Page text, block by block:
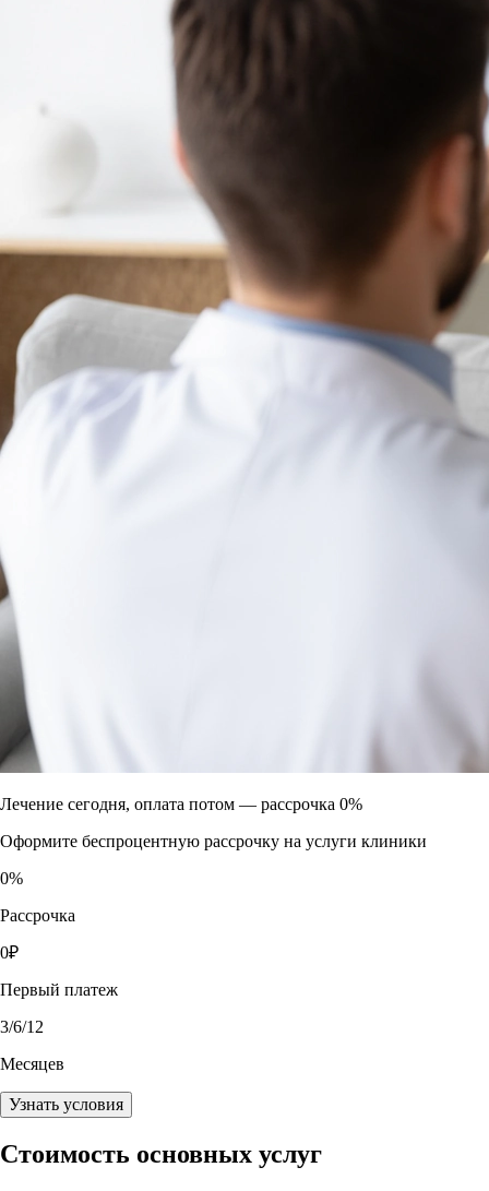
Лечение сегодня, оплата потом — рассрочка 0%
Оформите беспроцентную рассрочку на услуги клиники
0%
Рассрочка
0₽
Первый платеж
3/6/12
Месяцев
Узнать условия
Стоимость основных услуг